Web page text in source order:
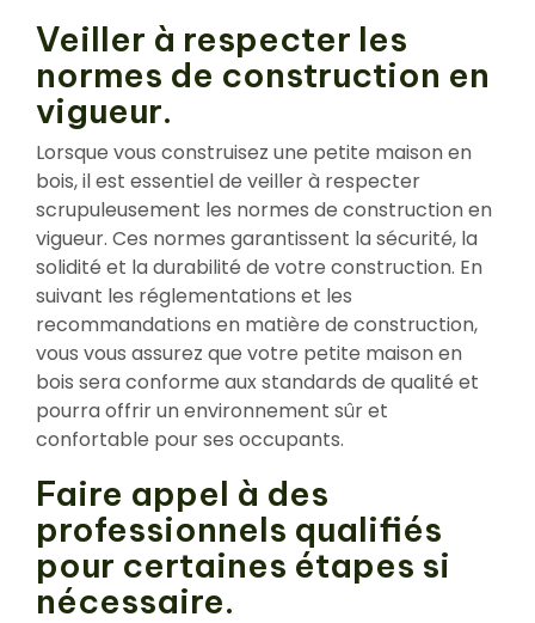
Veiller à respecter les
normes de construction en
vigueur.
Lorsque vous construisez une petite maison en
bois, il est essentiel de veiller à respecter
scrupuleusement les normes de construction en
vigueur. Ces normes garantissent la sécurité, la
solidité et la durabilité de votre construction. En
suivant les réglementations et les
recommandations en matière de construction,
vous vous assurez que votre petite maison en
bois sera conforme aux standards de qualité et
pourra offrir un environnement sûr et
confortable pour ses occupants.
Faire appel à des
professionnels qualifiés
pour certaines étapes si
nécessaire.